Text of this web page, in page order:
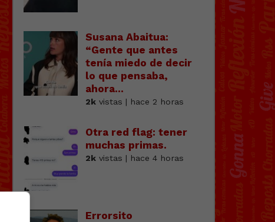
Susana Abaitua:
“Gente que antes
tenía miedo de decir
lo que pensaba,
ahora...
2kvistas | hace 2 horas
Otra red flag: tener
muchas primas.
2kvistas | hace 4 horas
Errorsito